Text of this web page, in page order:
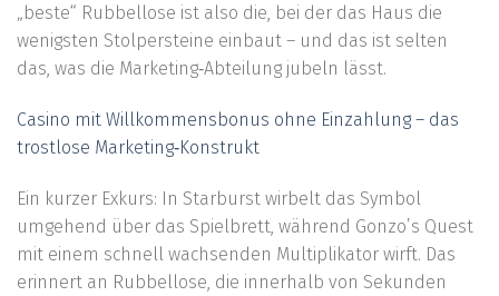
„beste“ Rubbellose ist also die, bei der das Haus die
wenigsten Stolpersteine einbaut – und das ist selten
das, was die Marketing‑Abteilung jubeln lässt.
Casino mit Willkommensbonus ohne Einzahlung – das
trostlose Marketing‑Konstrukt
Ein kurzer Exkurs: In Starburst wirbelt das Symbol
umgehend über das Spielbrett, während Gonzo’s Quest
mit einem schnell wachsenden Multiplikator wirft. Das
erinnert an Rubbellose, die innerhalb von Sekunden